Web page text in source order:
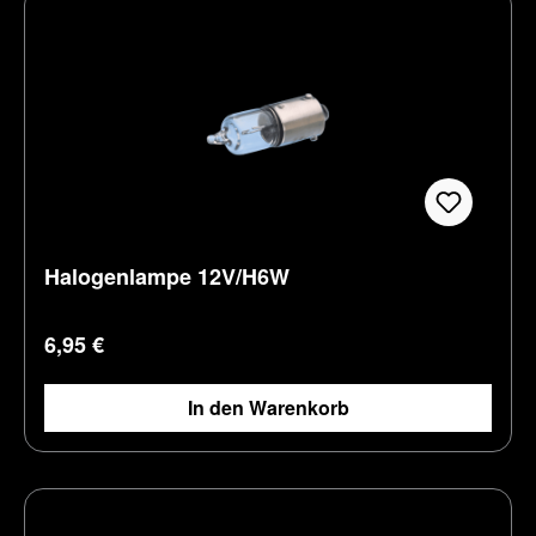
Halogenlampe 12V/H6W
Regulärer Preis:
6,95 €
In den Warenkorb